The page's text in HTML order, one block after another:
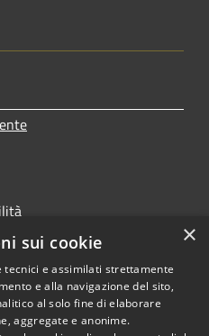
Copyright © 2026 • Comune di
San Nicolò d'Arcidano •
×
sui cookie
tecnici e assimilati strettamente
e alla navigazione del sito,
al solo fine di elaborare
aggregate e anonime.